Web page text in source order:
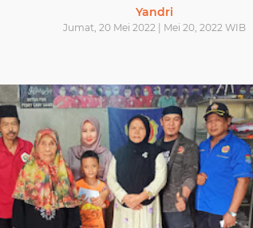
Yandri
Jumat, 20 Mei 2022 | Mei 20, 2022 WIB